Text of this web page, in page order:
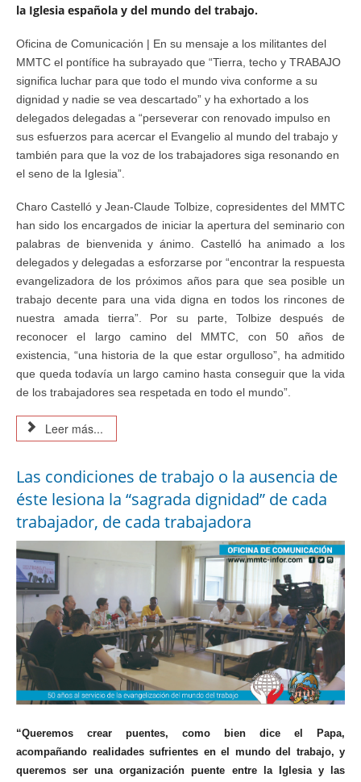
la Iglesia española y del mundo del trabajo.
Oficina de Comunicación | En su mensaje a los militantes del
MMTC el pontífice ha subrayado que “Tierra, techo y TRABAJO
significa luchar para que todo el mundo viva conforme a su
dignidad y nadie se vea descartado” y ha exhortado a los
delegados delegadas a “perseverar con renovado impulso en
sus esfuerzos para acercar el Evangelio al mundo del trabajo y
también para que la voz de los trabajadores siga resonando en
el seno de la Iglesia”.
Charo Castelló y Jean-Claude Tolbize, copresidentes del MMTC
han sido los encargados de iniciar la apertura del seminario con
palabras de bienvenida y ánimo. Castelló ha animado a los
delegados y delegadas a esforzarse por “encontrar la respuesta
evangelizadora de los próximos años para que sea posible un
trabajo decente para una vida digna en todos los rincones de
nuestra amada tierra”. Por su parte, Tolbize después de
reconocer el largo camino del MMTC, con 50 años de
existencia, “una historia de la que estar orgulloso”, ha admitido
que queda todavía un largo camino hasta conseguir que la vida
de los trabajadores sea respetada en todo el mundo”.
Leer más...
Las condiciones de trabajo o la ausencia de
éste lesiona la “sagrada dignidad” de cada
trabajador, de cada trabajadora
“Queremos crear puentes, como bien dice el Papa,
acompañando realidades sufrientes en el mundo del trabajo, y
queremos ser una organización puente entre la Iglesia y las